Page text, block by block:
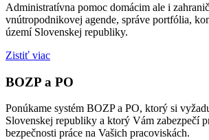
Administratívna pomoc domácim ale i
vnútropodnikovej agende, správe portfólia,
území Slovenskej republiky.
Zistiť viac
BOZP a PO
Ponúkame systém BOZP a PO, ktorý si
Slovenskej republiky a ktorý Vám zabezpečí
bezpečnosti práce na Vašich pracoviskách.